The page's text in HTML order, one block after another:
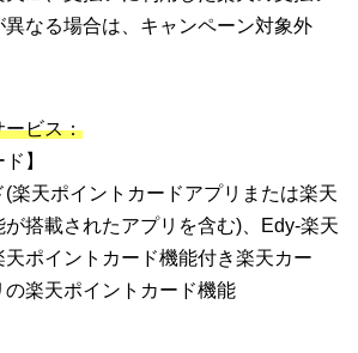
なる場合は、キャンペーン対象外
ービス：
】
楽天ポイントカードアプリまたは楽天
搭載されたアプリを含む)、Edy-楽天
ポイントカード機能付き楽天カー
の楽天ポイントカード機能